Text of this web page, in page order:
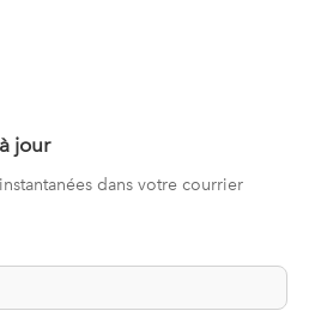
jour
dans votre courrier